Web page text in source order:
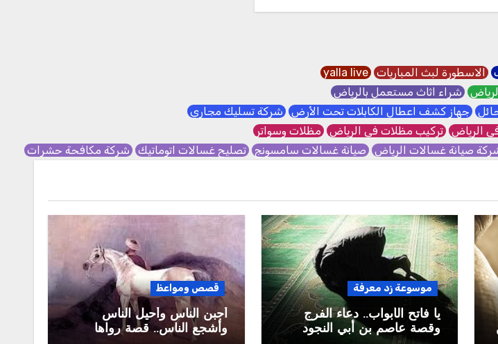
الاسطورة لبث المباريات yalla live
شراء اثاث مستعمل بالرياض
جهاز كشف اعطال الكابلات تحت الأرض شركة تسليك مجاري
الرياض تركيب مظلات في الرياض مظلات وسواتر
صيانة غسالات الرياض صيانة غسالات سامسونج تصليح غسالات اتوماتيك شركة مكافحة حشرات
موسوعة زد معرفة
يا فاتح الأبواب.. دعاء الفرج
وقصة عاصم بن أبي النجود
قصص ومواعظ
أجبن الناس وأحيل الناس
وأشجع الناس.. قصة رواها